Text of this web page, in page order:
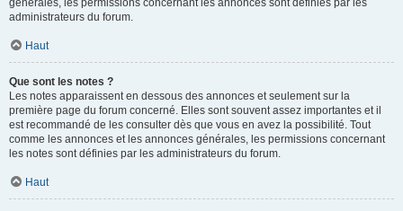
générales, les permissions concernant les annonces sont définies par les
administrateurs du forum.
Haut
Que sont les notes ?
Les notes apparaissent en dessous des annonces et seulement sur la
première page du forum concerné. Elles sont souvent assez importantes et il
est recommandé de les consulter dès que vous en avez la possibilité. Tout
comme les annonces et les annonces générales, les permissions concernant
les notes sont définies par les administrateurs du forum.
Haut